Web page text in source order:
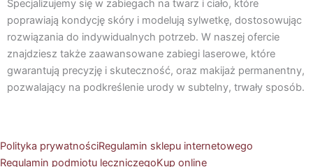
e
b
o
o
t
a
g
r
Specjalizujemy się w zabiegach na twarz i ciało, które
poprawiają kondycję skóry i modelują sylwetkę, dostosowując
rozwiązania do indywidualnych potrzeb. W naszej ofercie
znajdziesz także zaawansowane zabiegi laserowe, które
gwarantują precyzję i skuteczność, oraz makijaż permanentny,
pozwalający na podkreślenie urody w subtelny, trwały sposób.
Polityka prywatnościRegulamin sklepu internetowego
Regulamin podmiotu leczniczegoKup online